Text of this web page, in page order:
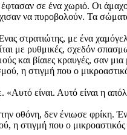
σε ένα χωριό. Οι
να πυροβολούν. Τα
στρατιώτης, με ένα
με ρυθμικές, σχεδόν
και βίαιες κραυγές, σαν
η στιγμή που ο
είναι. Αυτό είναι η
δεν ένιωσε φρίκη.
η στιγμή που ο